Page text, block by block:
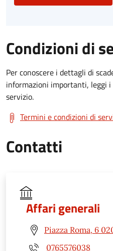
Condizioni di
Per conoscere i dettagli di
informazioni importanti, leggi
servizio.
Termini e condizioni di
Contatti
Affari generali
Piazza Roma, 6
0765576038